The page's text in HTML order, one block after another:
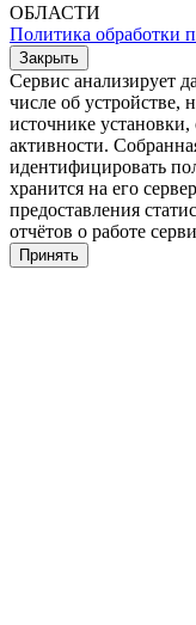
ОБЛАСТИ
Политика обработки
Закрыть
Сервис анализирует
числе об устройстве,
источнике установки,
активности.
идентифицировать
хранится на его
предоставления
отчётов о работе
Принять